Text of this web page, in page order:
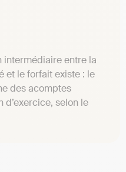
intermédiaire entre la
et le forfait existe : le
des acomptes
d’exercice, selon le